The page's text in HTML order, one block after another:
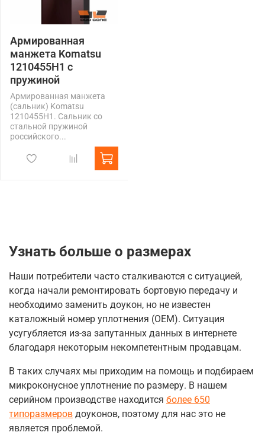
Армированная
манжета Komatsu
1210455Н1 с
пружиной
Армированная манжета
(сальник) Komatsu
1210455Н1. Сальник со
стальной пружиной
российского...
Узнать больше о размерах
Наши потребители часто сталкиваются с ситуацией,
когда начали ремонтировать бортовую передачу и
необходимо заменить доукон, но не известен
каталожный номер уплотнения (OEM). Ситуация
усугубляется из-за запутанных данных в интернете
благодаря некоторым некомпетентным продавцам.
В таких случаях мы приходим на помощь и подбираем
микроконусное уплотнение по размеру. В нашем
серийном производстве находится более 650
типоразмеров доуконов, поэтому для нас это не
является проблемой.